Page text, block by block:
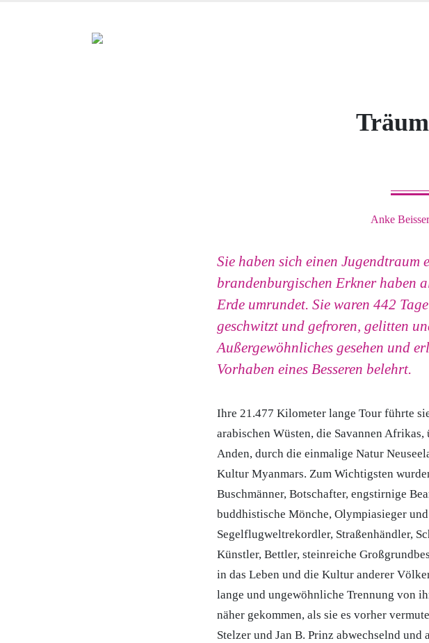
Anke Beisser
Sie haben sich einen
brandenburgischen Erkner haben
Erde umrundet. Sie waren 442
geschwitzt und gefroren, gelitten
Außergewöhnliches gesehen und
Vorhaben eines Besseren belehrt.
Ihre 21.477 Kilometer lange Tour führte
arabischen Wüsten, die Savannen
Anden, durch die einmalige Natur
Kultur Myanmars. Zum Wichtigsten
Buschmänner, Botschafter, engstirnige
buddhistische Mönche, Olympiasieger
Segelflugweltrekordler, Straßenhändler,
Künstler, Bettler, steinreiche
in das Leben und die Kultur anderer
lange und ungewöhnliche Trennung von
näher gekommen, als sie es vorher
Stelzer und Jan B. Prinz abwechselnd